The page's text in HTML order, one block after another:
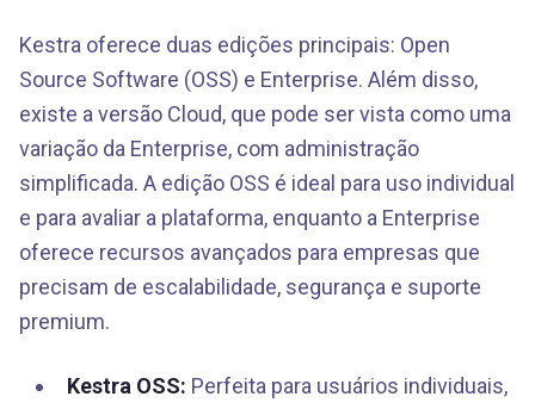
Kestra oferece duas edições principais: Open
Source Software (OSS) e Enterprise. Além disso,
existe a versão Cloud, que pode ser vista como uma
variação da Enterprise, com administração
simplificada. A edição OSS é ideal para uso individual
e para avaliar a plataforma, enquanto a Enterprise
oferece recursos avançados para empresas que
precisam de escalabilidade, segurança e suporte
premium.
Kestra OSS: Perfeita para usuários individuais,